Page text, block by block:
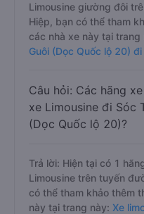
Limousine giường đôi
Hiệp, bạn có thể tham
các nhà xe này tại trang
Guôi (Dọc Quốc lộ 20)
Câu hỏi: Các hãng
xe Limousine đi Sóc
(Dọc Quốc lộ 20)?
Trả lời: Hiện tại có 1
Limousine trên tuyến
có thể tham khảo thêm
này tại trang này: Xe